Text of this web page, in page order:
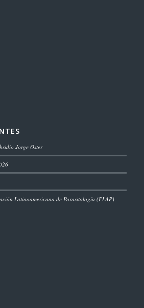
Jorge Oster
Latinoamericana de Parasitología (FLAP)